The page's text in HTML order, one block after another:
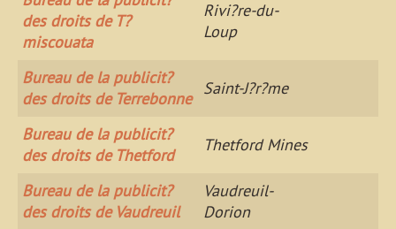
des droits de T?
miscouata
Rivi?re-du-
Loup
Bureau de la publicit?
des droits de Terrebonne
Saint-J?r?me
Bureau de la publicit?
des droits de Thetford
Thetford Mines
Bureau de la publicit?
des droits de Vaudreuil
Vaudreuil-
Dorion